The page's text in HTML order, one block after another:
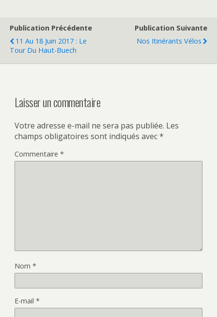
Publication Précédente
11 Au 18 Juin 2017 : Le
Tour Du Haut-Buech
Publication Suivante
Nos Itinérants Vélos
Laisser un commentaire
Votre adresse e-mail ne sera pas publiée. Les
champs obligatoires sont indiqués avec*
Commentaire *
Nom *
E-mail *